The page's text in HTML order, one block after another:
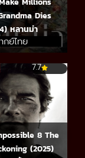
Dies
หลานม่า
กย์ไทย
7.7
8 The
(2025)